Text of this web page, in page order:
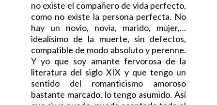
no existe el compañero de vida perfecto,
como no existe la persona perfecta. No
hay un novio, novia, marido, mujer,…
idealísimo de la muerte, sin defectos,
compatible de modo absoluto y perenne.
Y yo que soy amante fervorosa de la
literatura del siglo XIX y que tengo un
sentido del romanticismo amoroso
bastante marcado, lo tengo asumido. Así